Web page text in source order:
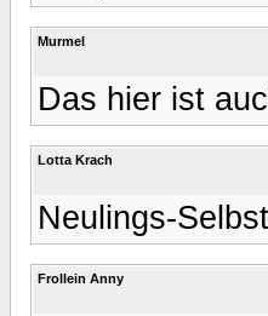
Murmel
Das hier ist
Lotta Krach
Neulings-
Frollein Anny